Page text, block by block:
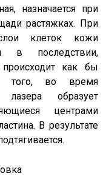
назначается при
растяжках. При
клеток кожи
в последствии,
как бы
того, во время
образует
центрами
В результате